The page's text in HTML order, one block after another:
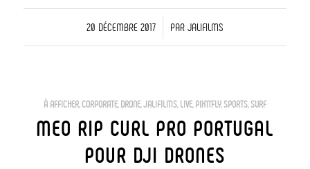
20 DÉCEMBRE 2017
/ PAR JALIFILMS
À AFFICHER,CORPORATE,DRONE,JALIFILMS,LIVE,PIX'N'FLY,SPORTS,SURF
MEO RIP CURL PRO PORTUGAL
POUR DJI DRONES